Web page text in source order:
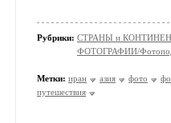
Рубрики: СТРАНЫ и
ФОТОГРАФИИ/
Метки: иран азия фото
путешествия